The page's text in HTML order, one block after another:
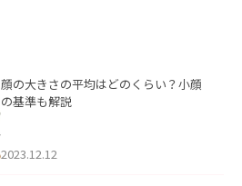
顔の大きさの平均はどのくらい？小顔
の基準も解説
2023.12.12